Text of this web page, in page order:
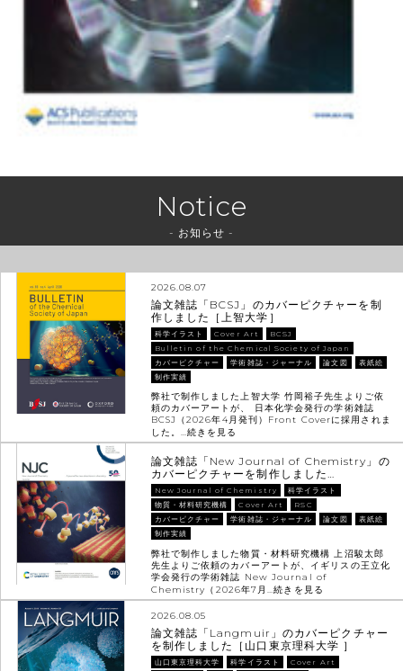
Notice
- お知らせ -
2026.08.07
論文雑誌「BCSJ」のカバーピクチャーを制
作しました［上智大学］
科学イラスト Cover Art
BCSJ
Bulletin of the Chemical Society of Japan
カバーピクチャー
学術雑誌・ジャーナル 論文図
表紙絵
制作実績
弊社で制作しました上智大学 竹岡裕子先生よりご依
頼のカバーアートが、 日本化学会発行の学術雑誌
BCSJ（2026年4月発刊）Front Coverに採用されま
した。…続きを見る
論文雑誌「New Journal of Chemistry」の
カバーピクチャーを制作しました…
New Journal of Chemistry
科学イラスト
物質・材料研究機構
Cover Art
RSC
カバーピクチャー
学術雑誌・ジャーナル 論文図
表紙絵
制作実績
弊社で制作しました物質・材料研究機構 上沼駿太郎
先生よりご依頼のカバーアートが、イギリスの王立化
学会発行の学術雑誌 New Journal of
Chemistry（2026年7月…続きを見る
2026.08.05
論文雑誌「Langmuir」のカバーピクチャー
を制作しました［山口東京理科大学 ］
山口東京理科大学 科学イラスト
Cover Art